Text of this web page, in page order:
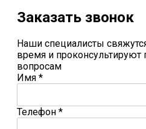
Заказать звонок
Наши специалисты
время и
вопросам
Имя *
Телефон *